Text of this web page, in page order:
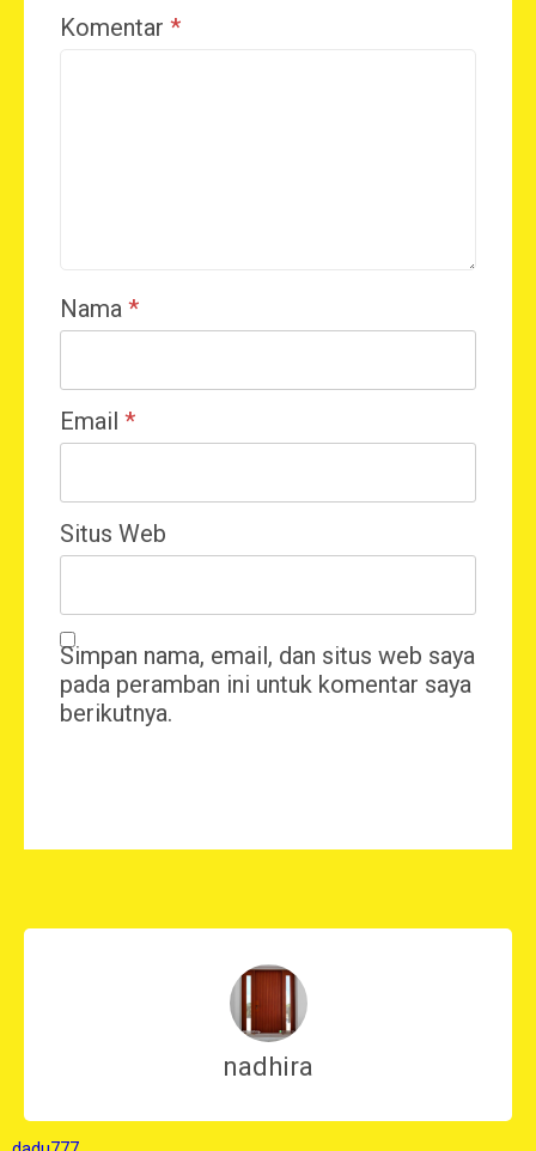
Komentar *
Nama *
Email *
Situs Web
Simpan nama, email, dan situs web saya
pada peramban ini untuk komentar saya
berikutnya.
nadhira